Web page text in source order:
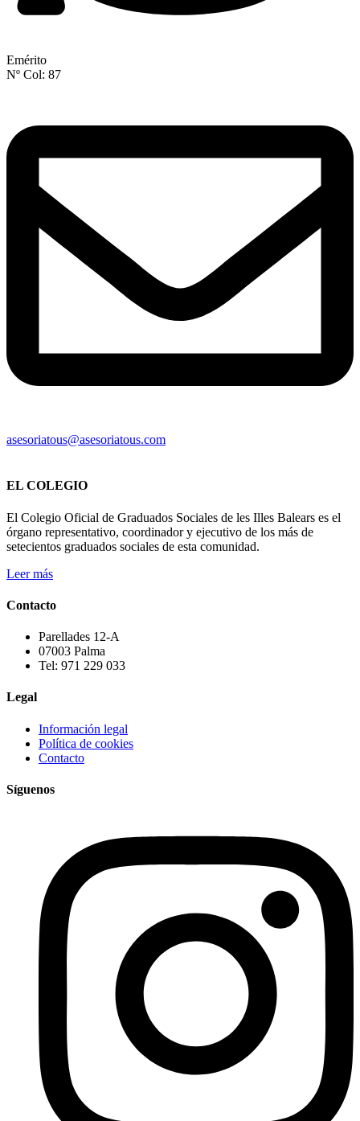
Emérito
Nº Col: 87
asesoriatous@asesoriatous.com
EL COLEGIO
El Colegio Oficial de Graduados Sociales de les Illes Balears es el
órgano representativo, coordinador y ejecutivo de los más de
setecientos graduados sociales de esta comunidad.
Leer más
Contacto
Parellades 12-A
07003 Palma
Tel: 971 229 033
Legal
Información legal
Política de cookies
Contacto
Síguenos